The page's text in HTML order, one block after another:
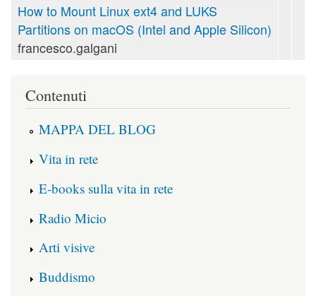
How to Mount Linux ext4 and LUKS
Partitions on macOS (Intel and Apple Silicon)
francesco.galgani
Contenuti
MAPPA DEL BLOG
Vita in rete
E-books sulla vita in rete
Radio Micio
Arti visive
Buddismo